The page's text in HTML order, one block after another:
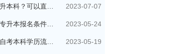
初中毕业可以升本科？可以直接自考本科吗？ 2023-07-07
东莞成人自考专升本报名条件有哪些？ 2023-05-24
初中学历直接自考本科学历流程是怎样的？ 2023-05-19